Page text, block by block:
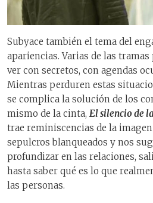
Subyace también el tema del
apariencias. Varias de las
ver con secretos, con agendas
Mientras perduren estas
se complica la solución de los
mismo de la cinta, El silencio de
trae reminiscencias de la
sepulcros blanqueados y nos
profundizar en las relaciones,
hasta saber qué es lo que
las personas.